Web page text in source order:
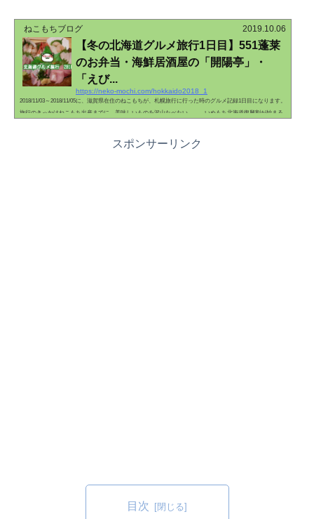
ねこもちブログ 2019.10.06
【冬の北海道グルメ旅行1日目】551蓬莱
のお弁当・海鮮居酒屋の「開陽亭」・
「えび...
https://neko-mochi.com/hokkaido2018_1
2018/11/03～2018/11/05に、滋賀県在住のねこもちが、札幌旅行に行った時のグルメ記録1日目になります。
旅行のきっかけねこもち出産までに、美味しいものを沢山たべたい……。いぬもち北海道復興割が始まる
ラベルで予約することにしています。今回も楽天トラベルで調べてみたところ、北海道復興割のクーポン
スポンサーリンク
目次